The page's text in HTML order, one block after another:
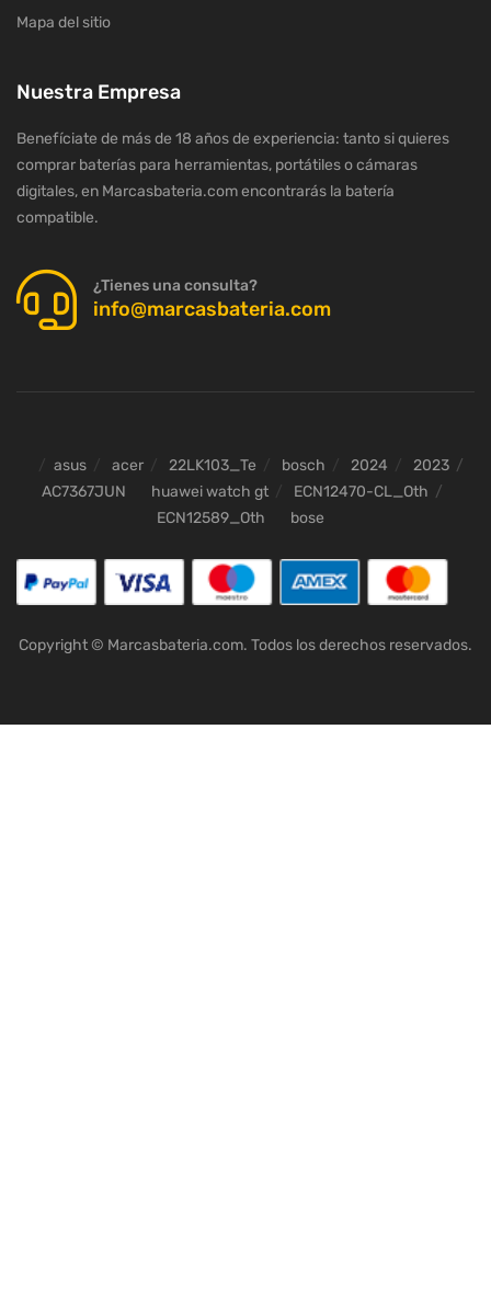
Mapa del sitio
Nuestra Empresa
Benefíciate de más de 18 años de experiencia: tanto si quieres
comprar baterías para herramientas, portátiles o cámaras
digitales, en Marcasbateria.com encontrarás la batería
compatible.
¿Tienes una consulta?
info@marcasbateria.com
asus acer 22LK103_Te bosch 2024
2023
AC7367JUN
huawei watch gt
ECN12470-CL_Oth
ECN12589_Oth
bose
Copyright © Marcasbateria.com. Todos los derechos reservados.